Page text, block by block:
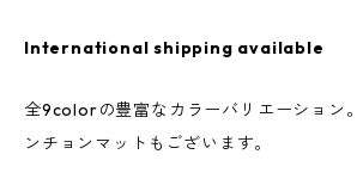
International shipping available
全9colorの豊富なカラーバリエーション
ンチョンマットもございます。